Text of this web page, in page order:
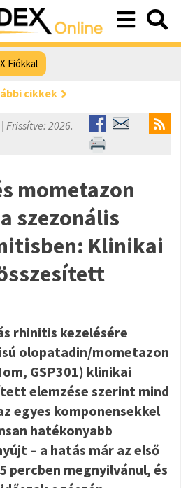
Fiókkal
cikkek
Frissítve: 2026.
mometazon
szezonális
Klinikai
rhinitis kezelésére
olopatadin/mometazon
GSP301) klinikai
elemzése szerint mind
egyes komponensekkel
hatékonyabb
– a hatás már az első
percben megnyilvánul, és